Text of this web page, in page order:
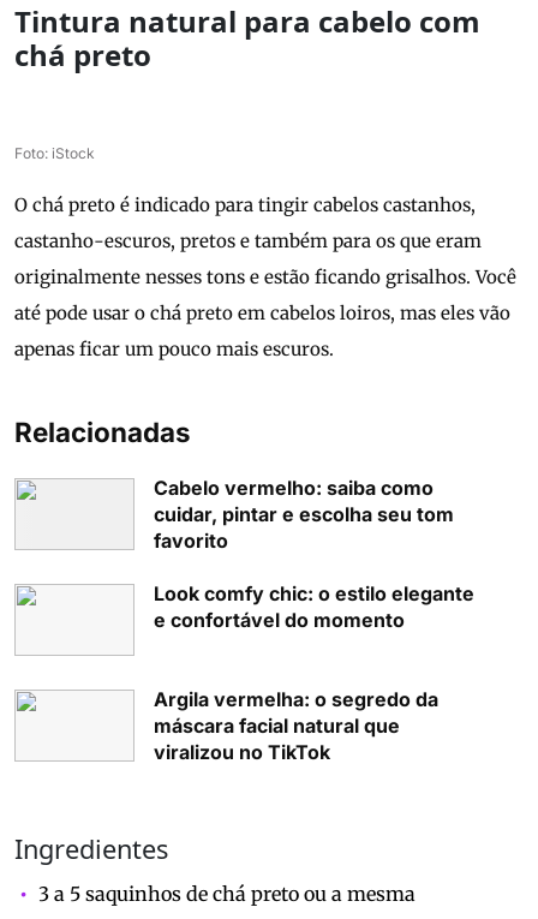
Tintura natural para cabelo com
chá preto
Foto: iStock
O chá preto é indicado para tingir cabelos castanhos,
castanho-escuros, pretos e também para os que eram
originalmente nesses tons e estão ficando grisalhos. Você
até pode usar o chá preto em cabelos loiros, mas eles vão
apenas ficar um pouco mais escuros.
Relacionadas
Cabelo vermelho: saiba como
cuidar, pintar e escolha seu tom
favorito
Look comfy chic: o estilo elegante
e confortável do momento
Argila vermelha: o segredo da
máscara facial natural que
viralizou no TikTok
Ingredientes
3 a 5 saquinhos de chá preto ou a mesma